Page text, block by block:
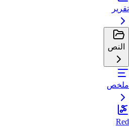
تقرير
النص
ملخص
Red